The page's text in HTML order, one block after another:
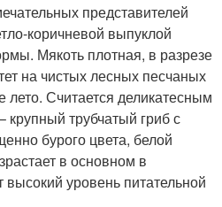
представителей
коричневой выпуклой
Мякоть плотная, в разрезе
на чистых лесных песчаных
лето. Считается деликатесным
крупный трубчатый гриб с
бурого цвета, белой
в основном в
уровень питательной